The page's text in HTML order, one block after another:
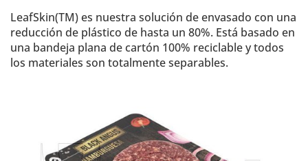
LeafSkin(TM) es nuestra solución de envasado con una
reducción de plástico de hasta un 80%. Está basado en
una bandeja plana de cartón 100% reciclable y todos
los materiales son totalmente separables.